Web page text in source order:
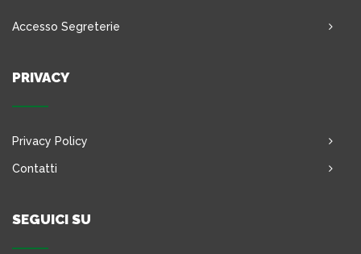
Accesso Segreterie
PRIVACY
Privacy Policy
Contatti
SEGUICI SU